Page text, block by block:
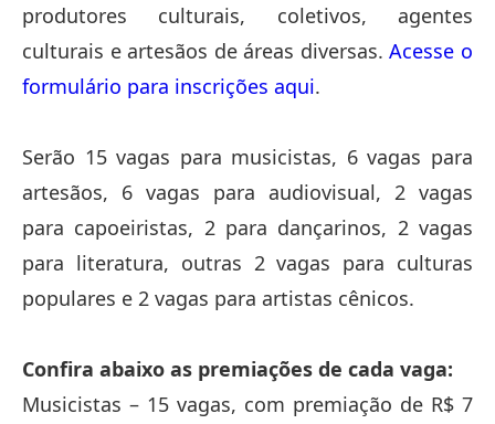
produtores culturais, coletivos, agentes
culturais e artesãos de áreas diversas.Acesse o
formulário para inscrições aqui.
Serão 15 vagas para musicistas, 6 vagas para
artesãos, 6 vagas para audiovisual, 2 vagas
para capoeiristas, 2 para dançarinos, 2 vagas
para literatura, outras 2 vagas para culturas
populares e 2 vagas para artistas cênicos.
Confira abaixo as premiações de cada vaga:
Musicistas – 15 vagas, com premiação de R$ 7